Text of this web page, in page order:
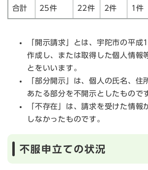
合計 25件 22件 2件 1件
「開示請求」とは、宇陀市の平
作成し、または取得した個人情報
とをいいます。
「部分開示」は、個人の氏名、住
あたる部分を不開示としたもので
「不存在」は、請求を受けた情報
しなかったものです。
不服申立ての状況